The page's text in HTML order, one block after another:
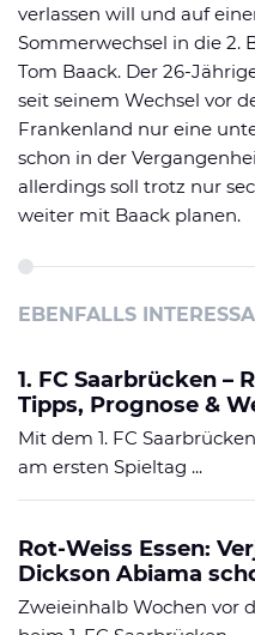
verlassen will und auf
Sommerwechsel in die 2.
Tom Baack. Der 26-
seit seinem Wechsel vor
Frankenland nur eine
schon in der
allerdings soll trotz nur
weiter mit Baack planen.
EBENFALLS
1. FC Saarbrücken –
Tipps, Prognose &
Mit dem 1. FC
am ersten Spieltag ...
Rot-Weiss Essen:
Dickson Abiama
Zweieinhalb Wochen vor